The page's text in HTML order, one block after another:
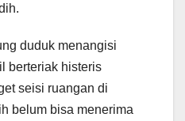
duduk menangisi
berteriak histeris
seisi ruangan di
belum bisa menerima